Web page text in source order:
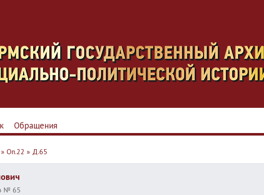
Обращения
» Оп.22 » Д.65
№ 65